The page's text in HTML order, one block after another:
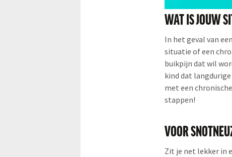
WAT IS JOUW
In het geval van
situatie of een
buikpijn dat wil
kind dat
met een
stappen!
VOOR
Zit je net lekker in